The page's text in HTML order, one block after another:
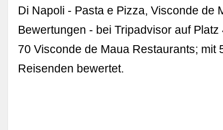
Di Napoli - Pasta e Pizza, Visconde de
Bewertungen - bei Tripadvisor auf
70 Visconde de Maua Restaurants; mit
Reisenden bewertet.